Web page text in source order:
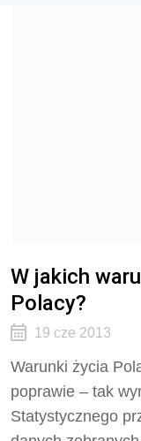
W jakich
Polacy?
19 cze 2013
Warunki życia
poprawie – tak
Statystycznego